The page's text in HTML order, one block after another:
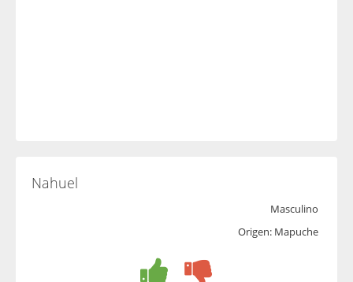
Nahuel
Masculino
Origen: Mapuche